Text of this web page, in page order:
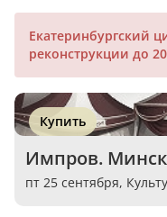
Екатеринбургский
реконструкции до
Купить
Импров. Минск
пт 25 сентября,